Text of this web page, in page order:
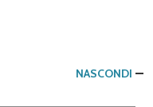
NASCONDI